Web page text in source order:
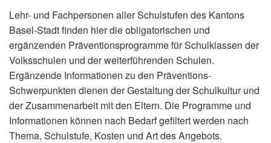
Lehr- und Fachpersonen aller Schulstufen des Kantons
Basel-Stadt finden hier die obligatorischen und
ergänzenden Präventionsprogramme für Schulklassen der
Volksschulen und der weiterführenden Schulen.
Ergänzende Informationen zu den Präventions-
Schwerpunkten dienen der Gestaltung der Schulkultur und
der Zusammenarbeit mit den Eltern. Die Programme und
Informationen können nach Bedarf gefiltert werden nach
Thema, Schulstufe, Kosten und Art des Angebots.